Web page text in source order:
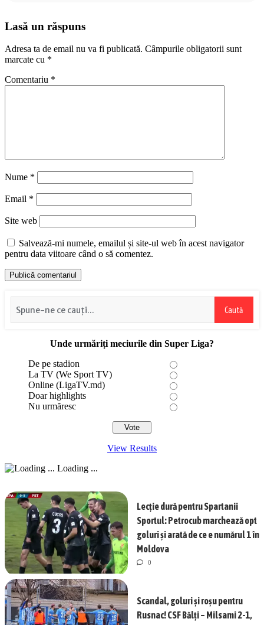
Lasă un răspuns
Adresa ta de email nu va fi publicată. Câmpurile obligatorii sunt
marcate cu *
Comentariu *
Nume *
Email *
Site web
Salvează-mi numele, emailul și site-ul web în acest navigator
pentru data viitoare când o să comentez.
Caută
Unde urmăriți meciurile din Super Liga?
De pe stadion
La TV (We Sport TV)
Online (LigaTV.md)
Doar highlights
Nu urmăresc
View Results
Loading ...
Lecție dură pentru Spartanii
Sportul: Petrocub marchează opt
goluri și arată de ce e numărul 1 în
Moldova
0
Scandal, goluri și roșu pentru
Rusnac! CSF Bălți – Milsami 2-1,